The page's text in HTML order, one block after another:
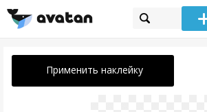
Применить наклейку